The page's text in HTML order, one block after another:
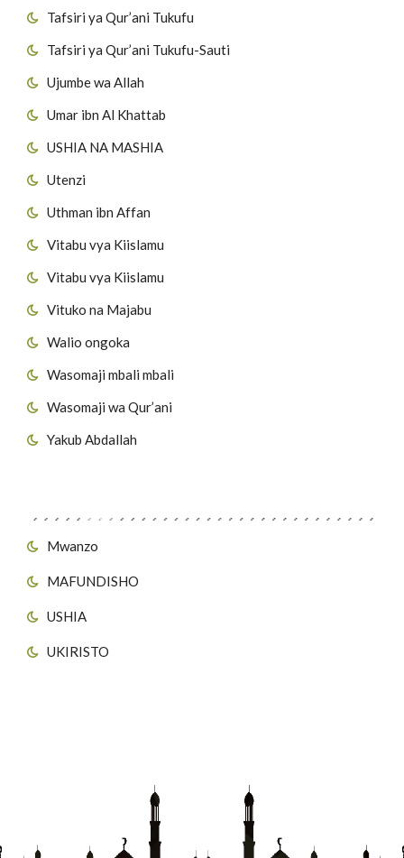
Tafsiri ya Qur’ani Tukufu
Tafsiri ya Qur’ani Tukufu-Sauti
Ujumbe wa Allah
Umar ibn Al Khattab
USHIA NA MASHIA
Utenzi
Uthman ibn Affan
Vitabu vya Kiislamu
Vitabu vya Kiislamu
Vituko na Majabu
Walio ongoka
Wasomaji mbali mbali
Wasomaji wa Qur’ani
Yakub Abdallah
Mwanzo
MAFUNDISHO
USHIA
UKIRISTO